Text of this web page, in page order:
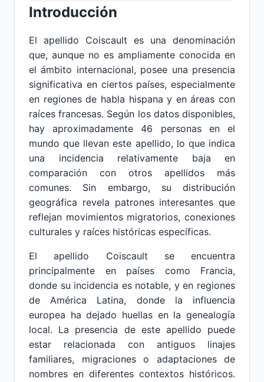
Introducción
El apellido Coiscault es una denominación
que, aunque no es ampliamente conocida en
el ámbito internacional, posee una presencia
significativa en ciertos países, especialmente
en regiones de habla hispana y en áreas con
raíces francesas. Según los datos disponibles,
hay aproximadamente 46 personas en el
mundo que llevan este apellido, lo que indica
una incidencia relativamente baja en
comparación con otros apellidos más
comunes. Sin embargo, su distribución
geográfica revela patrones interesantes que
reflejan movimientos migratorios, conexiones
culturales y raíces históricas específicas.
El apellido Coiscault se encuentra
principalmente en países como Francia,
donde su incidencia es notable, y en regiones
de América Latina, donde la influencia
europea ha dejado huellas en la genealogía
local. La presencia de este apellido puede
estar relacionada con antiguos linajes
familiares, migraciones o adaptaciones de
nombres en diferentes contextos históricos.